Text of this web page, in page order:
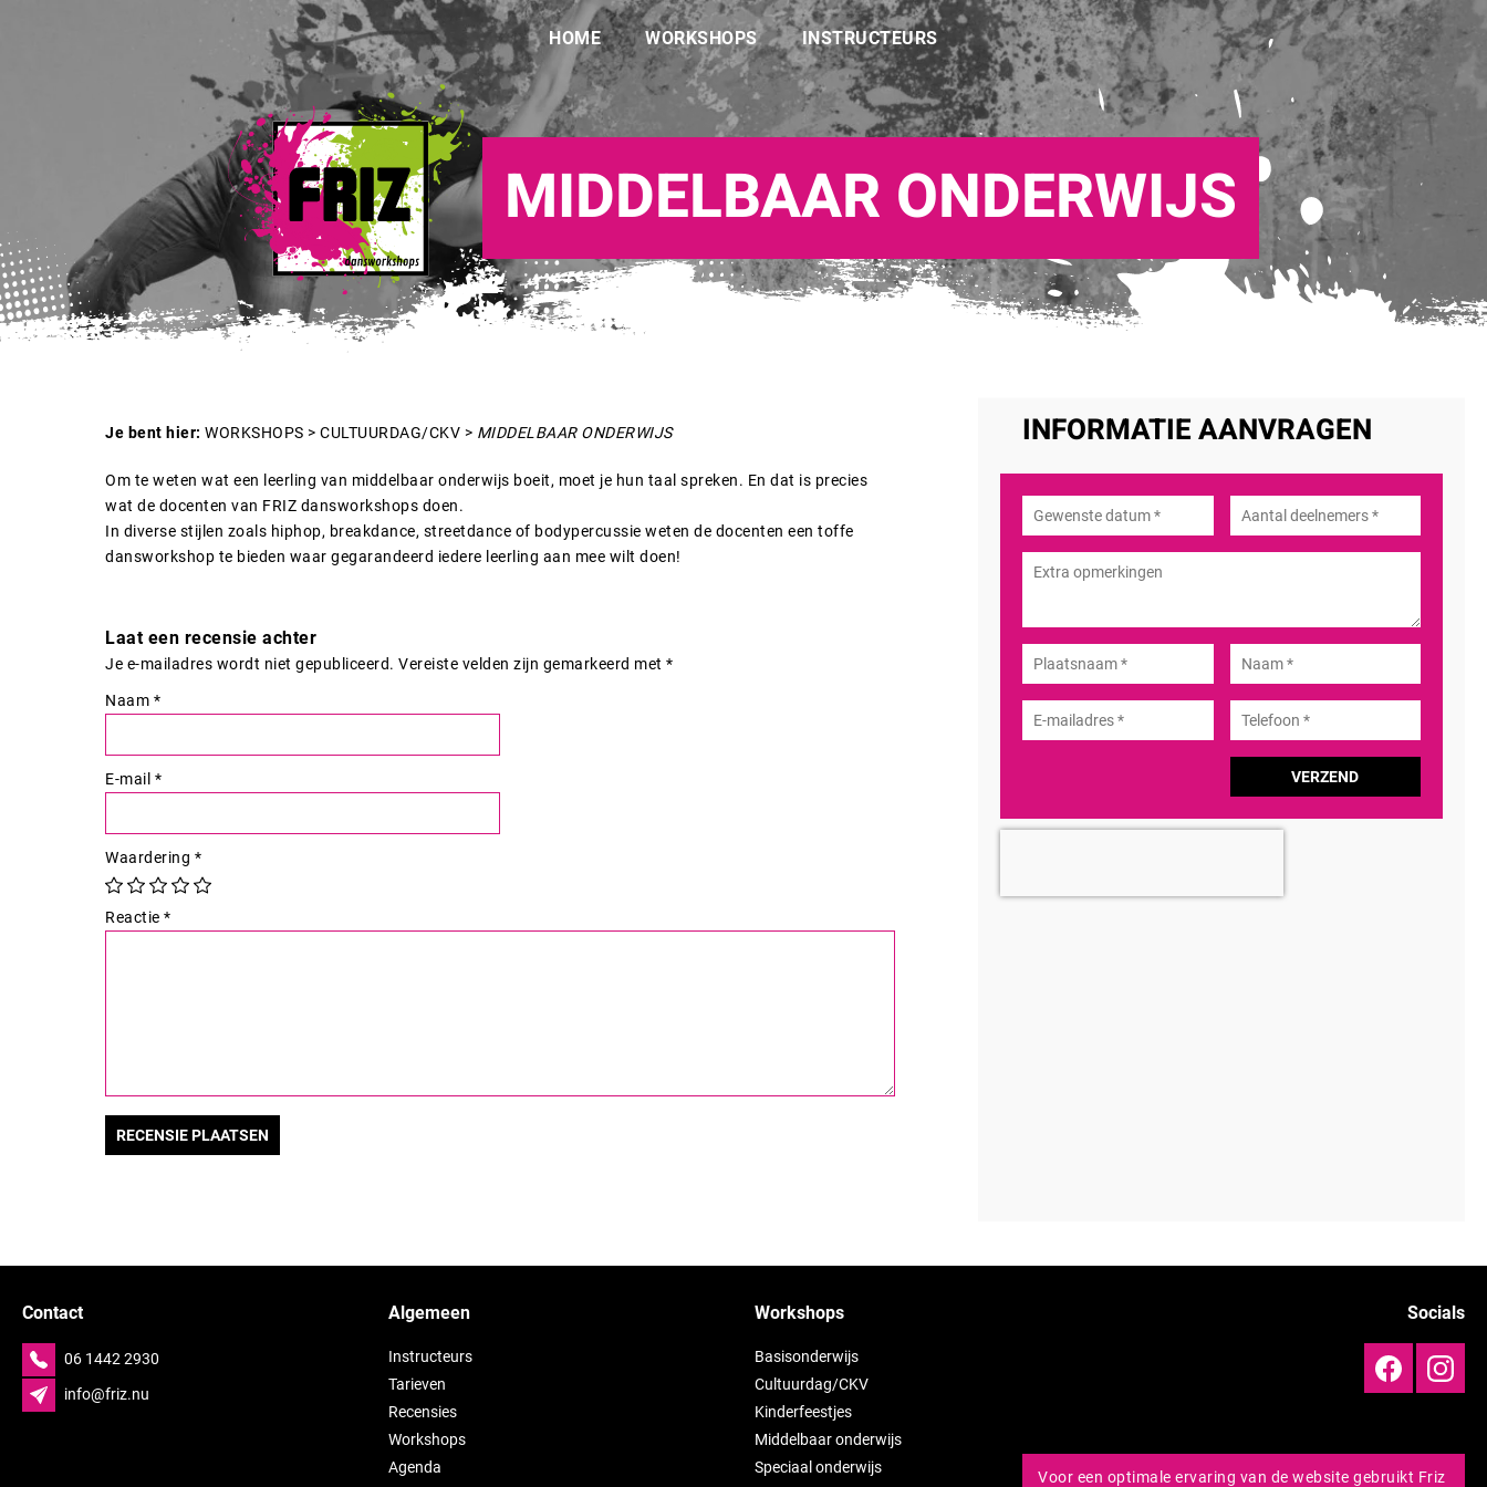
HOME WORKSHOPS INSTRUCTEURS
MIDDELBAAR ONDERWIJS
Je bent hier: WORKSHOPS > CULTUURDAG/CKV > MIDDELBAAR ONDERWIJS
Om te weten wat een leerling van middelbaar onderwijs boeit, moet je hun taal spreken. En dat is precies
wat de docenten van FRIZ dansworkshops doen.
In diverse stijlen zoals hiphop, breakdance, streetdance of bodypercussie weten de docenten een toffe
dansworkshop te bieden waar gegarandeerd iedere leerling aan mee wilt doen!
Laat een recensie achter
Je e-mailadres wordt niet gepubliceerd. Vereiste velden zijn gemarkeerd met *
Naam *
E-mail *
Waardering *
Reactie *
INFORMATIE AANVRAGEN
Contact
06 1442 2930
info@friz.nu
Algemeen
Instructeurs
Tarieven
Recensies
Workshops
Agenda
Workshops
Basisonderwijs
Cultuurdag/CKV
Kinderfeestjes
Middelbaar onderwijs
Speciaal onderwijs
Socials
Voor een optimale ervaring van de website gebruikt Friz